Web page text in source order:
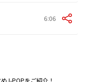
6:06
J-POPをご紹介！